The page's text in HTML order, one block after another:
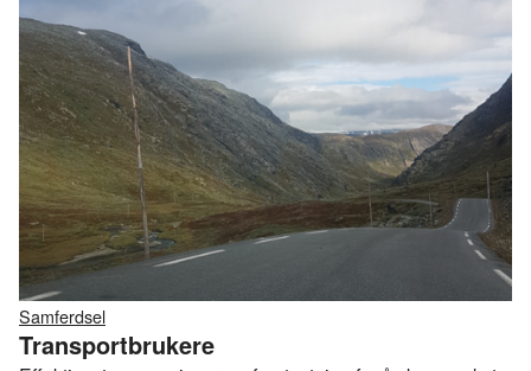
Samferdsel
Transportbrukere